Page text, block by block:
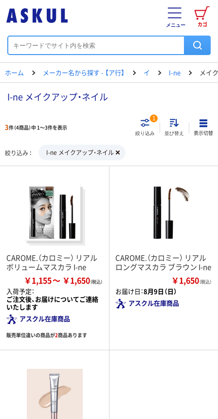
カゴ
メニュー
ホーム メーカー名から探す - 【ア行】 イ I-ne メイ
I-ne メイクアップ・ネイル
3件（4商品）中 1～3件を表示
絞り込み
1
並び替え 表示切替
絞り込み I-ne メイクアップ・ネイル
CAROME.（カロミー） リアル
ボリュームマスカラ I-ne
￥1,155 ￥1,650
入荷予定：
ご注文後、お届けについてご連絡
いたします
アスクル在庫商品
販売単位違いの商品が2商品あります
CAROME.（カロミー） リアル
ロングマスカラ ブラウン I-ne
￥1,650（税込）
お届け日：8月9日（日）
アスクル在庫商品